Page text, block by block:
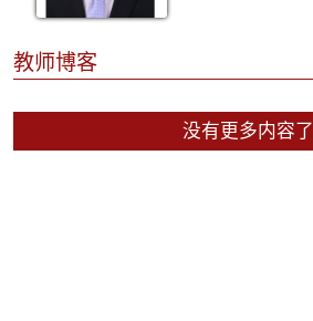
教师博客
没有更多内容了